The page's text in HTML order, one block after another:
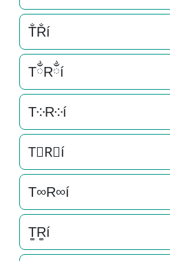
T̐R̐í
TྂRྂí
T༶R༶í
T⃕R⃕í
T∞R∞í
T͚R͚í